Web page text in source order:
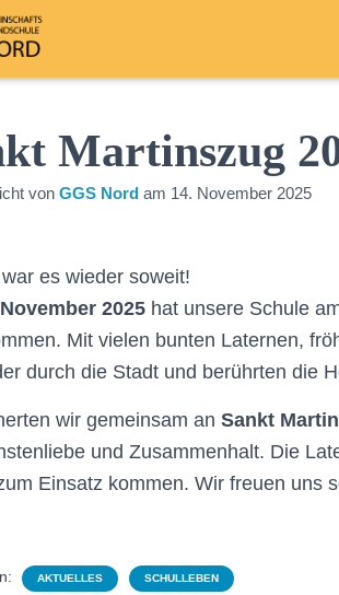
Martinszug
von GGS Nord am 14. November 2025
es wieder soweit!
2025 hat unsere Schule
Mit vielen bunten Laternen,
durch die Stadt und berührten die
wir gemeinsam an Sankt Martin
und Zusammenhalt. Die
Einsatz kommen. Wir freuen uns
AKTUELLES SCHULLEBEN